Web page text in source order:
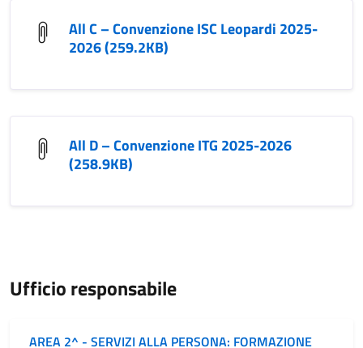
All C – Convenzione ISC Leopardi 2025-
2026 (259.2KB)
All D – Convenzione ITG 2025-2026
(258.9KB)
Ufficio responsabile
AREA 2^ - SERVIZI ALLA PERSONA: FORMAZIONE